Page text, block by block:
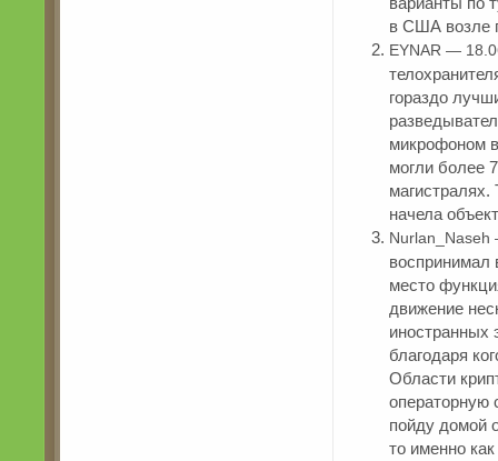
в США возле
EYNAR —
гораздо
микрофоном
могли более
начела
воспринимал
место
движение
иностранных
благодаря
Области
операторную
пойду домой
то именно